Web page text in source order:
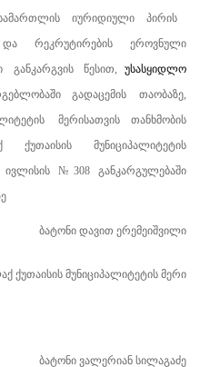
იურიდიული პირის
რეკრუტირების ეროვნული
განკარგვის წესით, უსასყიდლო
გადაცემის თაობაზე,
მერისათვის თანხმობის
ქუთაისის
მუნიციპალიტეტის
ივლისის№308განკარგულებაში
ბატონი დავით ერემეიშვილი
ქუთაისის მუნიციპალიტეტის მერი
ბატონი ვალერიან სილაგაძე